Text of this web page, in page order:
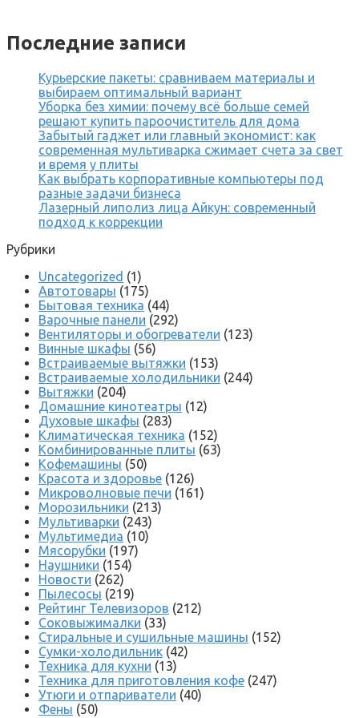
Последние записи
Курьерские пакеты: сравниваем материалы и
выбираем оптимальный вариант
Уборка без химии: почему всё больше семей
решают купить пароочиститель для дома
Забытый гаджет или главный экономист: как
современная мультиварка сжимает счета за свет
и время у плиты
Как выбрать корпоративные компьютеры под
разные задачи бизнеса
Лазерный липолиз лица Айкун: современный
подход к коррекции
Рубрики
Uncategorized (1)
Автотовары (175)
Бытовая техника (44)
Варочные панели (292)
Вентиляторы и обогреватели (123)
Винные шкафы (56)
Встраиваемые вытяжки (153)
Встраиваемые холодильники (244)
Вытяжки (204)
Домашние кинотеатры (12)
Духовые шкафы (283)
Климатическая техника (152)
Комбинированные плиты (63)
Кофемашины (50)
Красота и здоровье (126)
Микроволновые печи (161)
Морозильники (213)
Мультиварки (243)
Мультимедиа (10)
Мясорубки (197)
Наушники (154)
Новости (262)
Пылесосы (219)
Рейтинг Телевизоров (212)
Соковыжималки (33)
Стиральные и сушильные машины (152)
Сумки-холодильник (42)
Техника для кухни (13)
Техника для приготовления кофе (247)
Утюги и отпариватели (40)
Фены (50)